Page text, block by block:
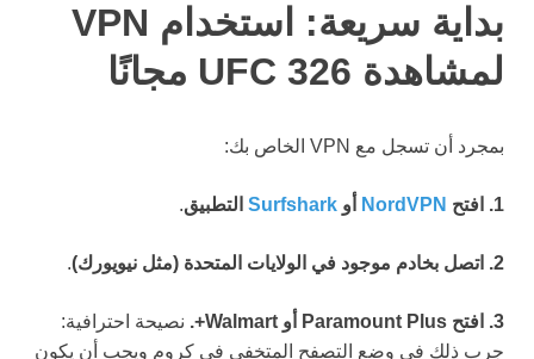
بداية سريعة: استخدام VPN
لمشاهدة UFC 326 مجانًا
بمجرد أن تسجل مع VPN الخاص بك:
1. افتح NordVPN أو Surfshark التطبيق.
2. اتصل بخادم موجود في الولايات المتحدة (مثل نيويورك) .
3. افتح Paramount Plus أو Walmart+.
نصيحة احترافية:
جرب ذلك في وضع التصفح المتخفي في كروم ويجب أن يكون